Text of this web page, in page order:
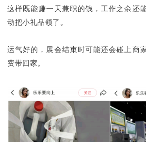
这样既能赚一天兼职的钱，工作之余还
动把小礼品领了。
运气好的，展会结束时可能还会碰上商
费带回家。